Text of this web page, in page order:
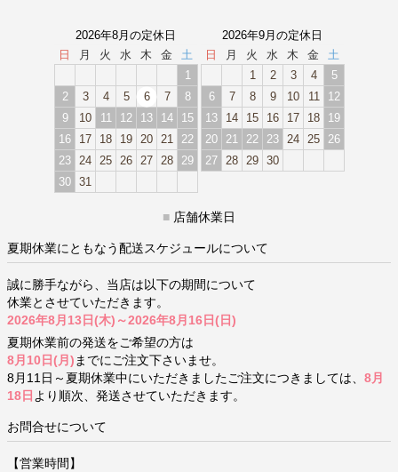
2026年8月の定休日
日
月 火 水 木 金
土
1
2
3 4 5 6 7
8
9
10 11 12 13 14
15
16
17 18 19 20 21
22
23 24 25 26 27 28
29
30 31
2026年9月の定休日
日
月 火 水 木 金
土
1
2 3 4
5
6
7 8 9 10 11
12
13
14 15 16 17 18
19
20
21 22 23 24 25
26
27 28 29 30
■ 店舗休業日
夏期休業にともなう配送スケジュールについて
誠に勝手ながら、当店は以下の期間について
休業とさせていただきます。
2026年8月13日(木)～2026年8月16日(日)
夏期休業前の発送をご希望の方は
8月10日(月) までにご注文下さいませ。
8月11日～夏期休業中にいただきましたご注文につきましては、 8月
18日 より順次、発送させていただきます。
お問合せについて
【営業時間】